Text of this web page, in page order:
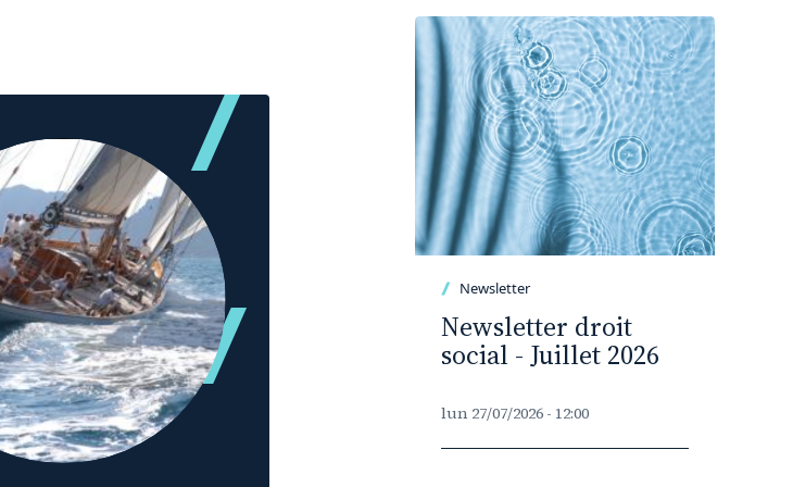
Newsletter
Newsletter droit
social - Juillet 2026
lun 27/07/2026 - 12:00